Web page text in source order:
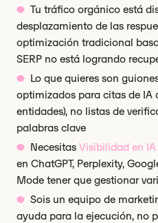
Tu tráfico orgánico está
desplazamiento de las
optimización tradicional
SERP no está logrando
Lo que quieres son
optimizados para citas de IA
entidades), no listas de
palabras clave
NecesitasVisibilidad en
en ChatGPT, Perplexity,
Mode tener que gestionar
Sois un equipo de
ayuda para la ejecución, no